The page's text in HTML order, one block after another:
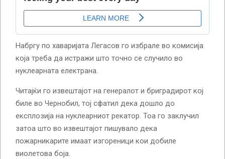
Набргу по хаваријата Легасов го избрале во комисија
која треба да истражи што точно се случило во
нуклеарната електрана.
Читајќи го извештајот на генералот и бриградирот кој
биле во Чернобил, тој сфатил дека дошло до
експлозија на нуклеарниот рекатор. Тоа го заклучил
затоа што во извештајот пишувало дека
пожарникарите имаат изгореници кои добиле
виолетова боја.